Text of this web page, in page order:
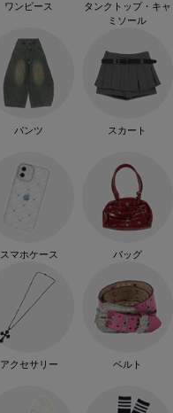
ワンピース
タンクトップ・キャ
ミソール
パンツ スカート
スマホケース バッグ
アクセサリー ベルト